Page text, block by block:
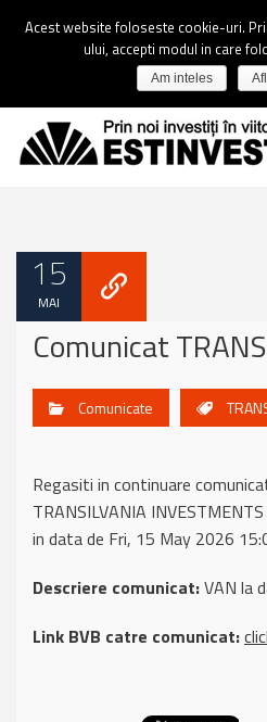
15
MAI
Comunicat
Comunicate
Regasiti in continuare
TRANSILVANIA
in data de Fri, 15 May 2026
Descriere comunicat:VAN la
Link BVB catre comunicat:
Acest website foloseste cookie-uri.
ului, accepti modul in care
Am inteles